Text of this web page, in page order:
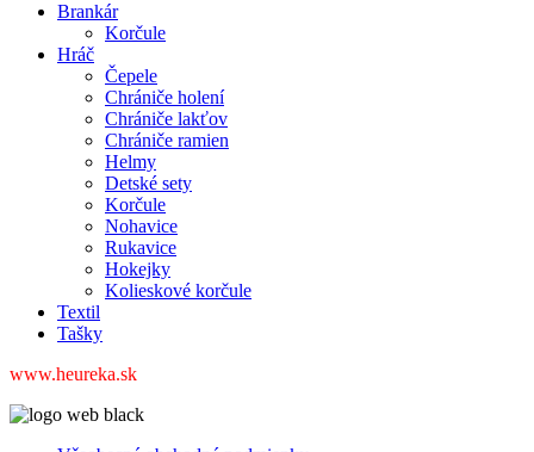
Brankár
Korčule
Hráč
Čepele
Chrániče holení
Chrániče lakťov
Chrániče ramien
Helmy
Detské sety
Korčule
Nohavice
Rukavice
Hokejky
Kolieskové korčule
Textil
Tašky
www.heureka.sk